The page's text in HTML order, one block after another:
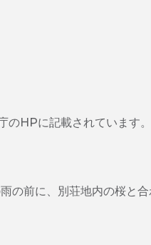
のHPに記載されています。
の前に、別荘地内の桜と